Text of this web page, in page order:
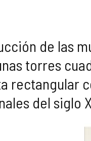
de las
torres
rectangular
del siglo